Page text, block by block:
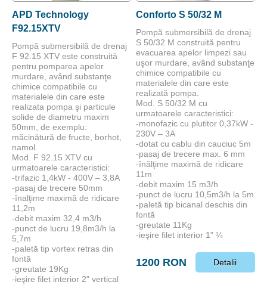
APD Technology
F92.15XTV
Pompă submersibilă de drenaj
F 92.15 XTV este construită
pentru pomparea apelor
murdare, având substanţe
chimice compatibile cu
materialele din care este
realizata pompa şi particule
solide de diametru maxim
50mm, de exemplu:
măcinătură de fructe, borhot,
namol.
Mod. F 92.15 XTV cu
urmatoarele caracteristici:
-trifazic 1,4kW - 400V – 3,8A
-pasaj de trecere 50mm
-înalţime maximă de ridicare
11,2m
-debit maxim 32,4 m3/h
-punct de lucru 19,8m3/h la
5,7m
-paletă tip vortex retras din
fontă
-greutate 19Kg
-ieşire filet interior 2" vertical
Conforto S 50/32 M
Pompă submersibilă de drenaj
S 50/32 M construită pentru
evacuarea apelor limpezi sau
uşor murdare, având substanţe
chimice compatibile cu
materialele din care este
realizată pompa.
Mod. S 50/32 M cu
urmatoarele caracteristici:
-monofazic cu plutitor 0,37kW -
230V – 3A
-dotat cu cablu din cauciuc 5m
-pasaj de trecere max. 6 mm
-înălţime maximă de ridicare
11m
-debit maxim 15 m3/h
-punct de lucru 10,5m3/h la 5m
-paletă tip bicanal deschis din
fontă
-greutate 11Kg
-ieşire filet interior 1" ¼
1200 RON Detalii